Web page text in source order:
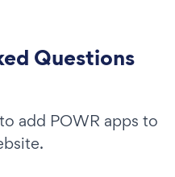
Questions
add POWR apps to